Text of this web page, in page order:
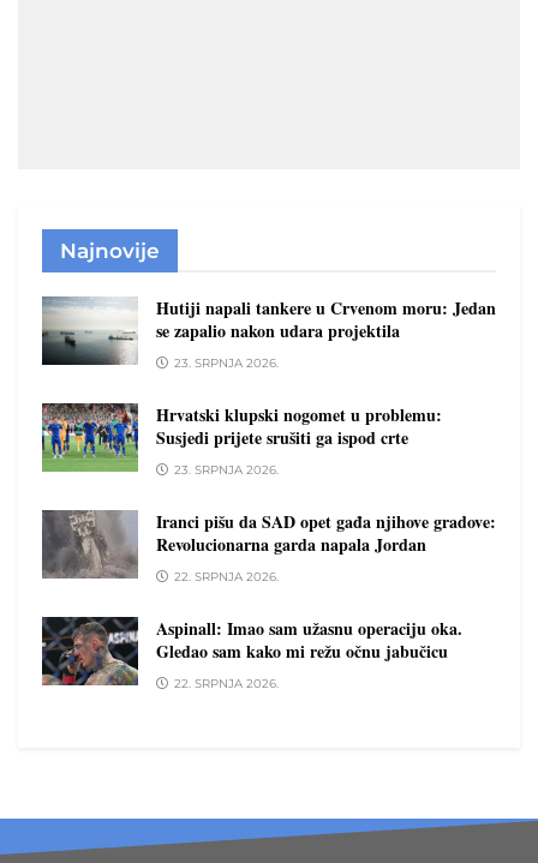
Najnovije
Hutiji napali tankere u Crvenom moru: Jedan
se zapalio nakon udara projektila
23. SRPNJA 2026.
Hrvatski klupski nogomet u problemu:
Susjedi prijete srušiti ga ispod crte
23. SRPNJA 2026.
Iranci pišu da SAD opet gađa njihove gradove:
Revolucionarna garda napala Jordan
22. SRPNJA 2026.
Aspinall: Imao sam užasnu operaciju oka.
Gledao sam kako mi režu očnu jabučicu
22. SRPNJA 2026.